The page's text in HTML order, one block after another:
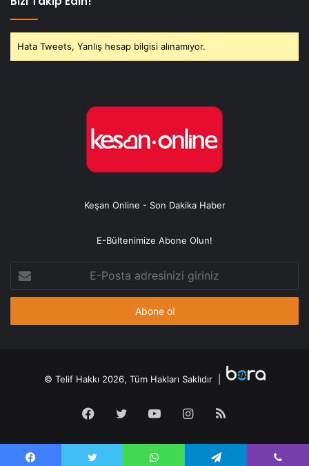
Hata Tweets, Yanlış hesap bilgisi alınamıyor.
Keşan Online - Son Dakika Haber
E-Bültenimize Abone Olun!
Posta
adresinizi
© Telif Hakkı 2026, Tüm Hakları Saklıdır |
Facebook
TwitterYouTubeInstagram
RSS